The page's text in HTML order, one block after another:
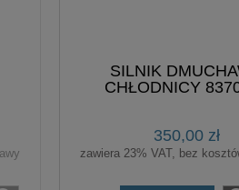
SILNIK
CHŁODNICY
350,00 zł
zawiera 23% VAT, bez